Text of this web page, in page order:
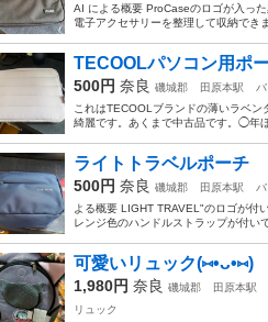
AI による概要 ProCaseのロゴが入っ
電子アクセサリーを整理して収納でき
TECOOLパソコン用ポ
500円 奈良 磯城郡 田原本駅
これはTECOOLブランドの薄いラベ
綺麗です。あくまで中古品です。◯年
ライトトラベルポーチ
500円 奈良 磯城郡 田原本駅
よる概要 LIGHT TRAVEL"のロゴが付
レンジ色のハンドルストラップが付い
可愛いリュック(⑅•ᴗ•⑅)
1,980円 奈良 磯城郡 田原本駅
リュック